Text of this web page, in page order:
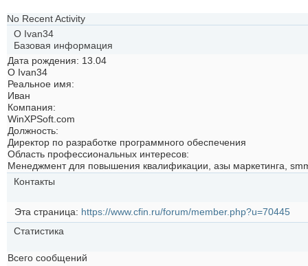
No Recent Activity
О Ivan34
Базовая информация
Дата рождения
13.04
О Ivan34
Реальное имя:
Иван
Компания:
WinXPSoft.com
Должность:
Директор по разработке программного обеспечения
Область профессиональных интересов:
Менеджмент для повышения квалификации, азы маркетинга,
Контакты
Эта страница
https://www.cfin.ru/forum/member.php?u=70445
Статистика
Всего сообщений